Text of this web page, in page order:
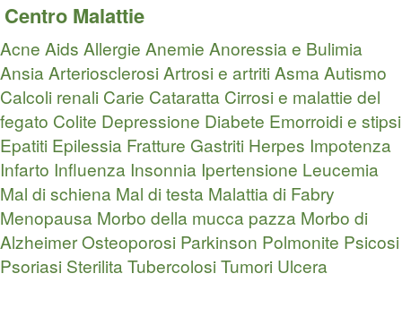
Centro Malattie
Acne Aids Allergie Anemie Anoressia e Bulimia
AnsiaArteriosclerosiArtrosi e artritiAsmaAutismo
Calcoli renali Carie Cataratta Cirrosi e malattie del
fegato Colite Depressione Diabete Emorroidi e stipsi
Epatiti Epilessia Fratture Gastriti Herpes Impotenza
Infarto Influenza Insonnia Ipertensione Leucemia
Mal di schiena Mal di testa Malattia di Fabry
Menopausa Morbo della mucca pazza Morbo di
AlzheimerOsteoporosi Parkinson Polmonite Psicosi
Psoriasi SterilitaTubercolosiTumori Ulcera